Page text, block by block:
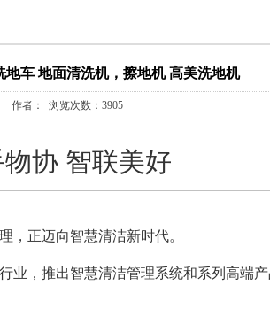
车 地面清洗机，擦地机 高美洗地机
作者： 浏览次数：3905
协 智联美好
，正迈向智慧清洁新时代。
业，推出智慧清洁管理系统和系列高端